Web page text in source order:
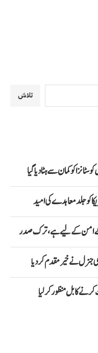
تلاش
کو کمان سے ہٹا دیا گیا
کو جلد معاہدے کی امید
کے امن کے لیے ہے، ترک صدر
جنرل نے خیرمقدم کردیا
کا بل منظور کرلیا